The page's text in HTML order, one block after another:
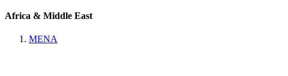
Africa & Middle East
MENA